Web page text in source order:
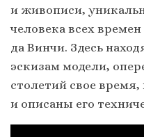
и живописи,
человека всех
да Винчи. Здесь
эскизам модели,
столетий свое
и описаны его